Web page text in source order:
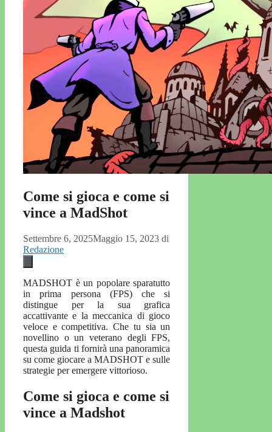
Come si gioca e come si
vince a MadShot
Settembre 6, 2025Maggio 15, 2023 di
Redazione
MADSHOT è un popolare sparatutto
in prima persona (FPS) che si
distingue per la sua grafica
accattivante e la meccanica di gioco
veloce e competitiva. Che tu sia un
novellino o un veterano degli FPS,
questa guida ti fornirà una panoramica
su come giocare a MADSHOT e sulle
strategie per emergere vittorioso.
Come si gioca e come si
vince a Madshot